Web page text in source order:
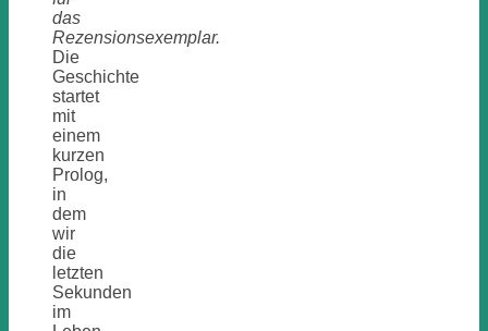
das
Rezensionsexemplar.
Die
Geschichte
startet
mit
einem
kurzen
Prolog,
in
dem
wir
die
letzten
Sekunden
im